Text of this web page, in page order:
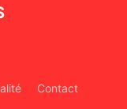
Contact